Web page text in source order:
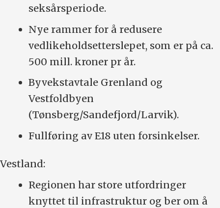
seksårsperiode.
Nye rammer for å redusere
vedlikeholdsetterslepet, som er på ca.
500 mill. kroner pr år.
Byvekstavtale Grenland og
Vestfoldbyen
(Tønsberg/Sandefjord/Larvik).
Fullføring av E18 uten forsinkelser.
Vestland:
Regionen har store utfordringer
knyttet til infrastruktur og ber om å